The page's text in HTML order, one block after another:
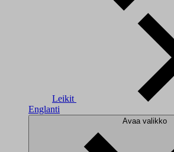
Leikit
Englanti
Avaa valikko